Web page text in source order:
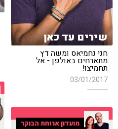
שירים עד כאן
חני נחמיאס ומשה דץ
מתארחים באולפן - אל
תחמיצו!
03/01/2017
מועדון ארוחת הבוקר